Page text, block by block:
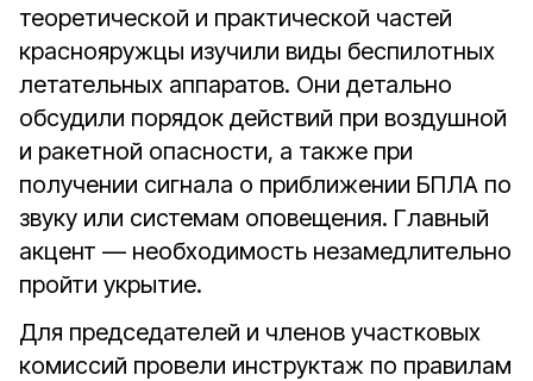
теоретической и практической частей
краснояружцы изучили виды беспилотных
летательных аппаратов. Они детально
обсудили порядок действий при воздушной
и ракетной опасности, а также при
получении сигнала о приближении БПЛА по
звуку или системам оповещения. Главный
акцент — необходимость незамедлительно
пройти укрытие.
Для председателей и членов участковых
комиссий провели инструктаж по правилам